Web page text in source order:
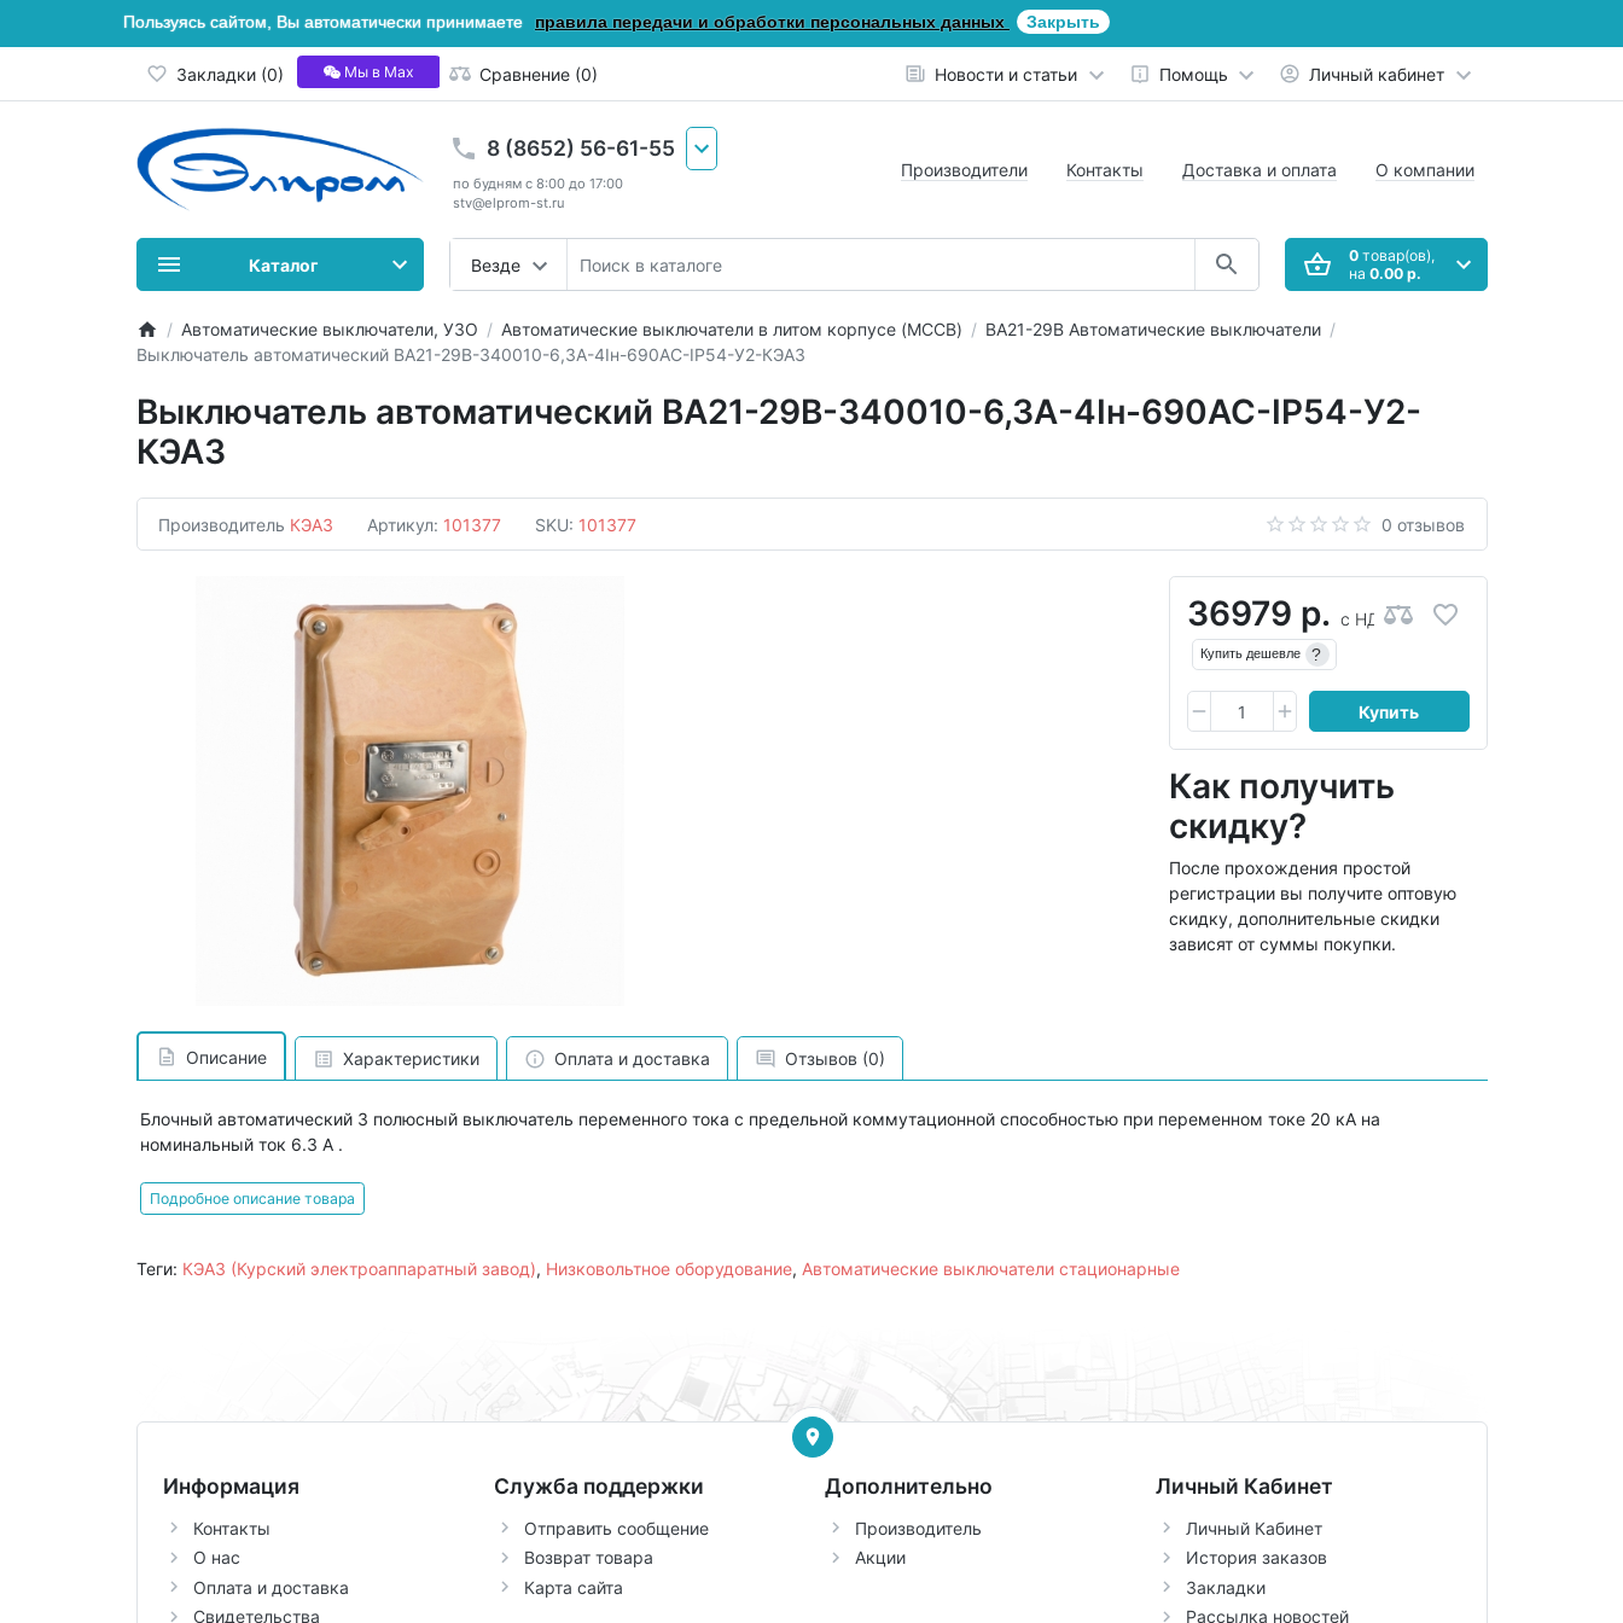
Пользуясь сайтом, Вы автоматически принимаете правила передачи и обработки персональных данных Закрыть
Закладки (0) Мы в Мах Сравнение (0) Новости и статьи Помощь Личный кабинет
8 (8652) 56-61-55
по будням с 8:00 до 17:00
stv@elprom-st.ru
Везде
Производители Контакты Доставка и оплата О компании
0товар(ов),
на 0.00 р.
Каталог
Автоматические выключатели, УЗО Автоматические выключатели в литом корпусе (MCCB)
ВА21-29В Автоматические выключатели
Выключатель автоматический ВА21-29В-340010-6,3А-4Iн-690AC-IP54-У2-КЭАЗ
Выключатель автоматический ВА21-29В-340010-6,3А-4Iн-690AC-IP54-У2-
КЭАЗ
Производитель КЭАЗ Артикул: 101377 SKU: 101377 0 отзывов
36979 р. с НДС
Купить дешевле ?
Купить
Как получить
скидку?
После прохождения простой
регистрации вы получите оптовую
скидку, дополнительные скидки
зависят от суммы покупки.
Описание Характеристики Оплата и доставка Отзывов (0)
Блочный автоматический 3 полюсный выключатель переменного тока с предельной коммутационной способностью при переменном токе 20 кА на
номинальный ток 6.3 А .
Подробное описание товара
Теги: КЭАЗ (Курский электроаппаратный завод), Низковольтное оборудование, Автоматические выключатели стационарные
Информация
Контакты
О нас
Оплата и доставка
Свидетельства
Служба поддержки
Отправить сообщение
Возврат товара
Карта сайта
Дополнительно
Производитель
Акции
Личный Кабинет
Личный Кабинет
История заказов
Закладки
Рассылка новостей